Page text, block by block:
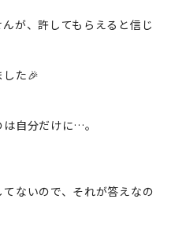
が、許してもらえると信じ
した🎉
自分だけに…。
ないので、それが答えなの